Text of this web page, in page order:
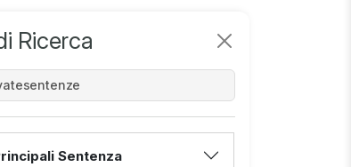
Ricerca
sentenze
Sentenza